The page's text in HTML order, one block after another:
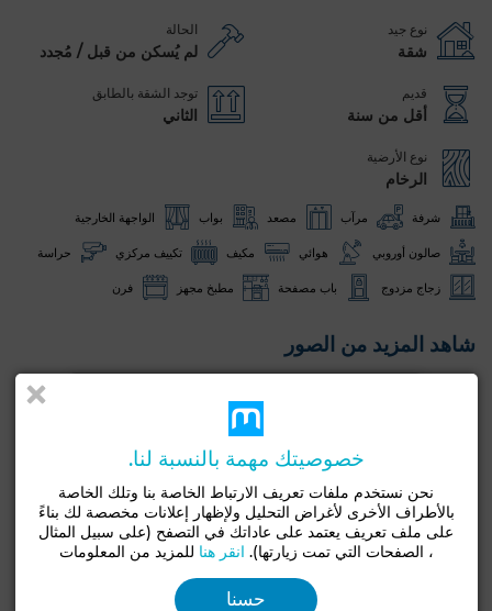
نوع جيد
شقة
الحالة
لم يُسكن من قبل / مُجدد
قديم
أقل من سنة
توجد الشقة بالطابق
الثاني
نوع الأرضية
الرخام
شرفة مرآب مصعد بواب الواجهة الخارجية
صالون أوروبي هوائي مكيف تكييف مركزي حراسة
زجاج مزدوج باب مصفحة مطبخ مجهز فرن
شاهد المزيد من الصور
خصوصيتك مهمة بالنسبة لنا.
نحن نستخدم ملفات تعريف الارتباط الخاصة بنا وتلك الخاصة
بالأطراف الأخرى لأغراض التحليل ولإظهار إعلانات مخصصة لك بناءً
على ملف تعريف يعتمد على عاداتك في التصفح (على سبيل المثال
، الصفحات التي تمت زيارتها). انقر هنا للمزيد من المعلومات
حسنا